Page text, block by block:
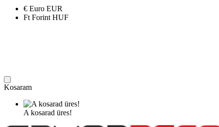
€ Euro EUR
Ft Forint HUF
Kosaram
A kosarad üres!